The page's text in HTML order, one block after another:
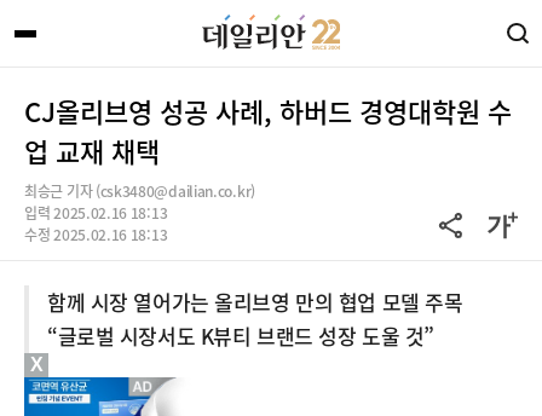
CJ올리브영 성공 사례, 하버드 경영대학원 수
업 교재 채택
최승근 기자 (csk3480@dailian.co.kr)
입력 2025.02.16 18:13
수정 2025.02.16 18:13
함께 시장 열어가는 올리브영 만의 협업 모델 주목
“글로벌 시장서도 K뷰티 브랜드 성장 도울 것”
X